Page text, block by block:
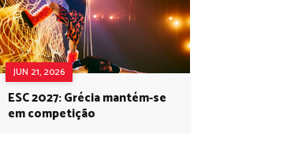
JUN 21, 2026
ESC 2027: Grécia mantém-se
em competição